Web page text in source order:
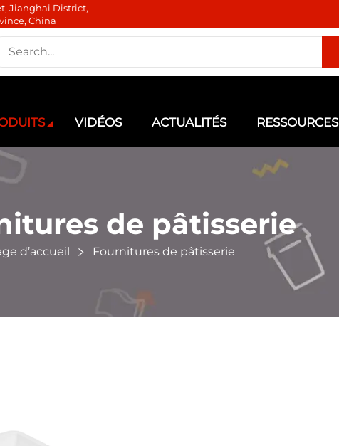
Jianghai District,
China
VIDÉOS ACTUALITÉS RESSOURCES
de pâtisserie
d’accueil Fournitures de pâtisserie